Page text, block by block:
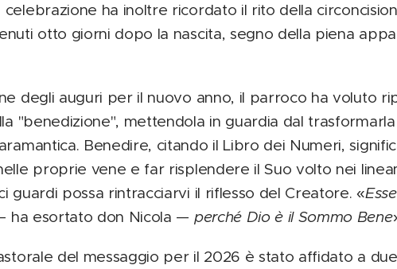
celebrazione ha inoltre ricordato il rito della
otto giorni dopo la nascita, segno della piena
degli auguri per il nuovo anno, il parroco ha voluto
"benedizione", mettendola in guardia dal
Benedire, citando il Libro dei Numeri,
proprie vene e far risplendere il Suo volto nei
guardi possa rintracciarvi il riflesso del Creatore. «
esortato don Nicola — perché Dio è il Sommo Bene
del messaggio per il 2026 è stato affidato a